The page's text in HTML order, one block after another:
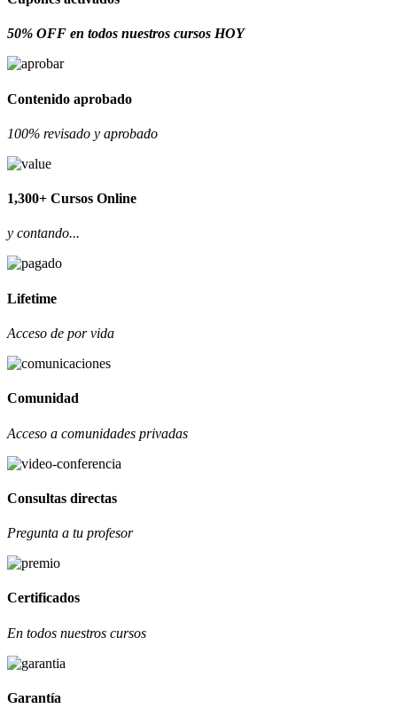
50% OFF en todos nuestros cursos HOY
Contenido aprobado
100% revisado y aprobado
1,300+ Cursos Online
y contando...
Lifetime
Acceso de por vida
Comunidad
Acceso a comunidades privadas
Consultas directas
Pregunta a tu profesor
Certificados
En todos nuestros cursos
Garantía